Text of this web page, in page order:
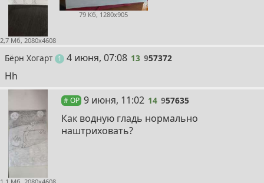
2,7 Мб, 2080x4608
79 Кб, 1280x905
Бёрн Хогарт 1 пост
13
4 июня, 07:08 13 957372
Hh
# OP 14
9 июня, 11:02 14 957635
Как водную гладь нормально
наштриховать?